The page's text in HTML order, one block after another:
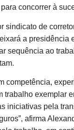
concorrer à
sindicato de
a presidência
sequência ao
competência,
trabalho exemplar
iniciativas pela
afirma